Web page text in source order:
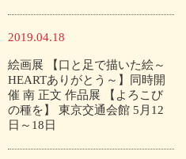
2019.04.18
絵画展 【口と足で描いた絵～
HEARTありがとう～】同時開
催 南 正文 作品展 【よろこび
の種を】 東京交通会館 5月12
日～18日